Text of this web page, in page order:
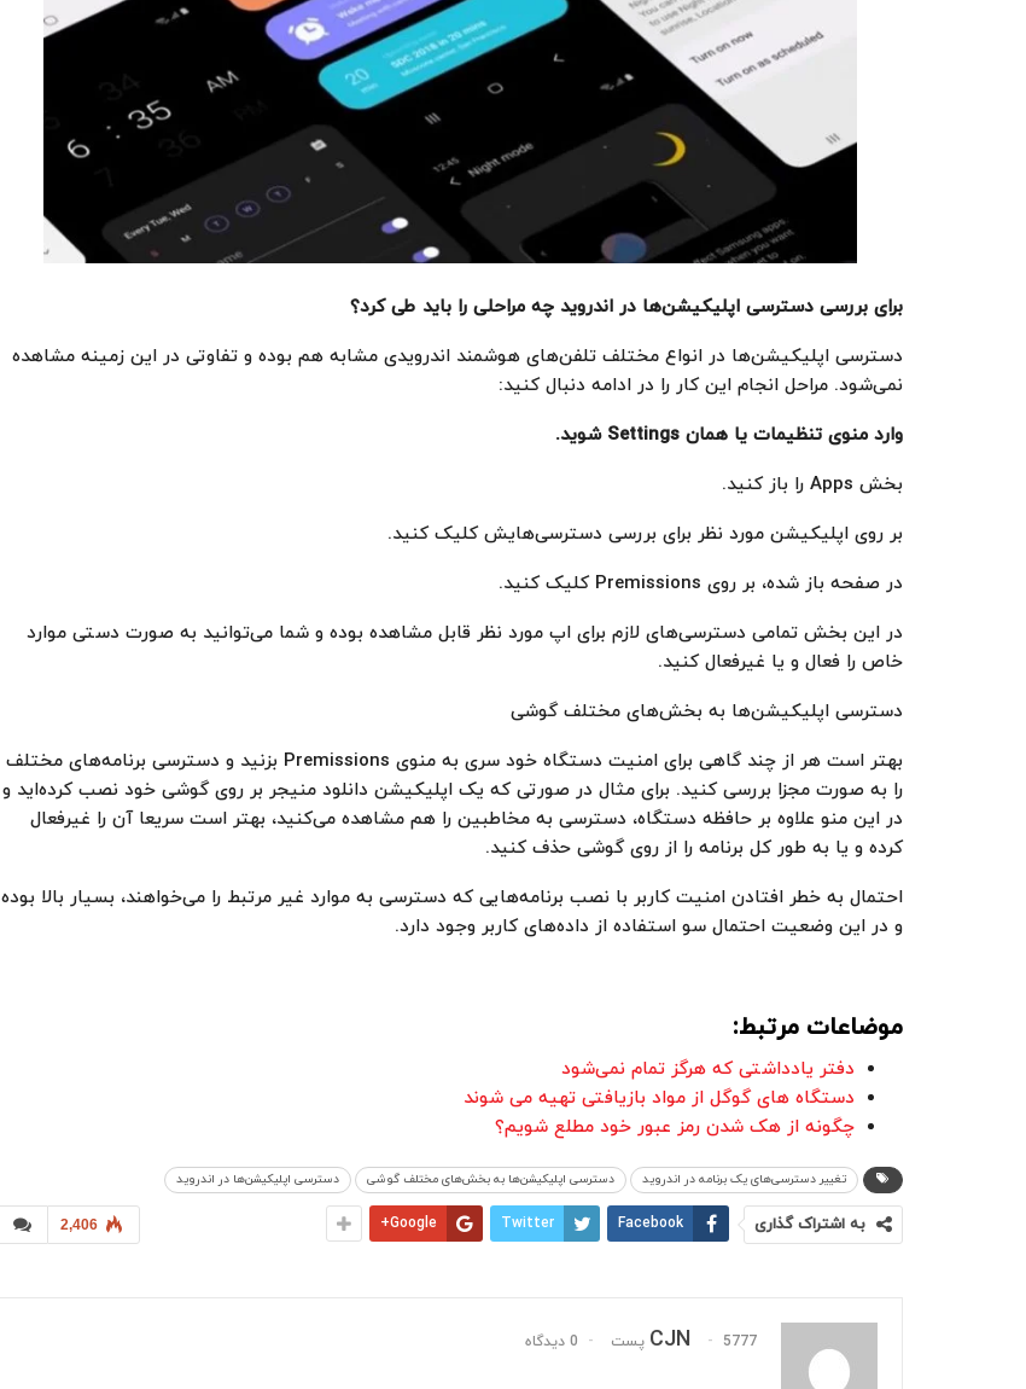
برای بررسی دسترسی اپلیکیشن‌ها در اندروید چه مراحلی را باید طی کرد؟
دسترسی‌ اپلیکیشن‌ها در انواع مختلف تلفن‌های هوشمند اندرویدی مشابه هم بوده و تفاوتی در این زمینه مشاهده
نمی‌شود. مراحل انجام این کار را در ادامه دنبال کنید:
وارد منوی تنظیمات یا همان
شوید.
بخش Apps را باز کنید.
بر روی اپلیکیشن‌ مورد نظر برای بررسی دسترسی‌هایش کلیک کنید.
در صفحه باز شده، بر روی Premissions کلیک کنید.
در این بخش تمامی دسترسی‌های لازم برای اپ مورد نظر قابل مشاهده بوده و شما می‌توانید به صورت دستی موارد
خاص را فعال و یا غیرفعال کنید.
دسترسی اپلیکیشن‌ها به بخش‌های مختلف گوشی
بهتر است هر از چند گاهی برای امنیت دستگاه خود سری به منوی Premissions بزنید و دسترسی برنامه‌های مختلف
را به صورت مجزا بررسی کنید. برای مثال در صورتی که یک اپلیکیشن دانلود منیجر بر روی گوشی خود نصب کرده‌اید و
در این منو علاوه بر حافظه دستگاه، دسترسی به مخاطبین را هم مشاهده می‌کنید، بهتر است سریعا آن را غیرفعال
کرده و یا به طور کل برنامه را از روی گوشی حذف کنید.
احتمال به خطر افتادن امنیت کاربر با نصب برنامه‌هایی که دسترسی به موارد غیر مرتبط را می‌خواهند، بسیار بالا بوده
و در این وضعیت احتمال سو استفاده از داده‌های کاربر وجود دارد.
موضاعات مرتبط:
دفتر یادداشتی که هرگز تمام نمی‌شود
دستگاه های گوگل از مواد بازیافتی تهیه می شوند
چگونه از هک شدن رمز عبور خود مطلع شویم؟
تغییر دسترسی‌های یک برنامه‌ در اندروید دسترسی اپلیکیشن‌ها به بخش‌های مختلف گوشی دسترسی اپلیکیشن‌ها در اندروید
2,406 به اشتراک گذاری Facebook
Twitter
Google+
CJN 5777 پست 0 دیدگاه